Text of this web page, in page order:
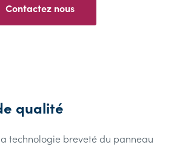
Contactez nous
qualité
technologie breveté du panneau